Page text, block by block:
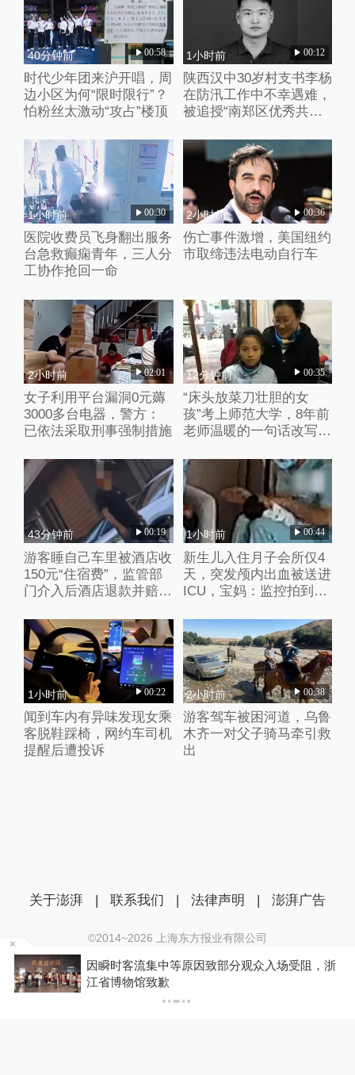
40分钟前 00:58
时代少年团来沪开唱，周
边小区为何“限时限行”？
怕粉丝太激动“攻占”楼顶
1小时前 00:12
陕西汉中30岁村支书李杨
在防汛工作中不幸遇难，
被追授“南郑区优秀共产
1小时前 00:30
医院收费员飞身翻出服务
台急救癫痫青年，三人分
工协作抢回一命
2小时前 00:36
伤亡事件激增，美国纽约
市取缔违法电动自行车
2小时前 02:01
女子利用平台漏洞0元薅
3000多台电器，警方：
已依法采取刑事强制措施
12分钟前 00:35
“床头放菜刀壮胆的女
孩”考上师范大学，8年前
老师温暖的一句话改写了
43分钟前 00:19
游客睡自己车里被酒店收
150元“住宿费”，监管部
门介入后酒店退款并赔偿
1小时前 00:44
新生儿入住月子会所仅4
天，突发颅内出血被送进
ICU，宝妈：监控拍到护
1小时前 00:22
闻到车内有异味发现女乘
客脱鞋踩椅，网约车司机
提醒后遭投诉
2小时前 00:38
游客驾车被困河道，乌鲁
木齐一对父子骑马牵引救
出
因瞬时客流集中等原因致部分观众入场受阻，浙
江省博物馆致歉
关于澎湃 | 联系我们 | 法律声明 | 澎湃广告
©2014~2026 上海东方报业有限公司
沪ICP证：沪B2-20170116 | 沪ICP备14003370号
互联网新闻信息服务许可证：31120170006
沪公网安备 31010602000299号